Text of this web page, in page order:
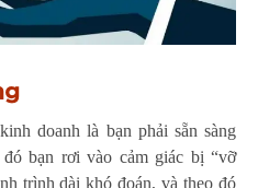
doanh là bạn phải sẵn sàng
bạn rơi vào cảm giác bị “vỡ
trình dài khó đoán, và theo đó